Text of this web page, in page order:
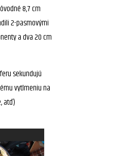
8,7 cm
2-pasmovými
a dva 20 cm
sekundujú
vytlmeniu na
atď)